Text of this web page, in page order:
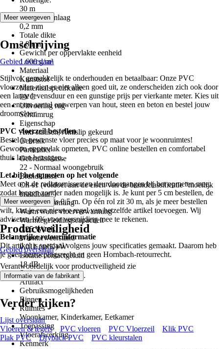
30 m
Dikte bovenlaag
0,2 mm
Totale dikte
2,8 mm
Gewicht per oppervlakte eenheid
1.600 g/m²
Materiaal
Kunststof
Materiaalspecificatie
PVC
Uitvoering rug
Schuimrug
Eigenschap
Anti-statisch, Antislip gekeurd
Gebruik
Particulier
Gebruiksklasse
22 - Normaal woongebruik
Brandklasse
Cfl-s1 (voldoet aan de eisen van de brandclassificatie "moeilijk
brandbaar")
Vloerverwarming
Warm water vloerverwarming
Warmtegeleidingscapaciteit
0,25 W/mK
Warmteweerstand
0,011 (m²K)/W
Isolatie contactgeluid
18 dB
Serie
Artifact
Gebruiksmogelijkheden
Binnen
Ruimtes
Woonkamer, Kinderkamer, Eetkamer
Toepassing
Vloerafwerking
Kenmerk
Meer weergeven
Omschrijving
Gebied overslaan
Stijlvol, gemakkelijk te onderhouden en betaalbaar: Onze PVC
vloerzeilen zien er niet alleen goed uit, ze onderscheiden zich ook door
een lange levensduur en een gunstige prijs per vierkante meter. Kies uit
een enorm aantal ontwerpen van hout, steen en beton en bestel jouw
droomvloer.
PVC vloerzeil bestellen
Bestel je gewenste vloer precies op maat voor je woonruimtes!
Gewoon oppervlak opmeten, PVC online bestellen en comfortabel
thuis laten bezorgen.
Let bij het opmeten op het volgende
Meet ook de radiatornissen en deurdoorgangen bij het opmeten mee,
zodat leggen zonder naden mogelijk is. Je kunt per 5 cm bestellen, de
minimumafname is 0,5 m. Op één rol zit 30 m, als je meer bestellen
wilt, kan je een nieuwe regel van hetzelfde artikel toevoegen. Wij
adviseren 10% voor versnijding mee te rekenen.
Belangrijke retourinformatie
Dit artikel is speciaal volgens jouw specificaties gemaakt. Daarom heb
je geen herroepingsrecht en geen Hornbach-retourrecht.
Meer weergeven
Productveiligheid
Gebied overslaan
Verantwoordelijk voor productveiligheid zie
Informatie van de fabrikant .
Verder kijken?
Lijst overslaan
Vloeren & tegels
PVC vloeren PVC Vloerzeil
Klik PVC
Plak PVC
Dryback PVC PVC kleurstalen